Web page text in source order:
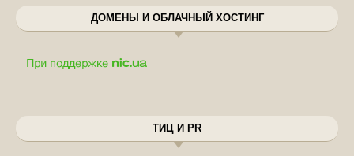
ДОМЕНЫ И ОБЛАЧНЫЙ ХОСТИНГ
ТИЦ И PR